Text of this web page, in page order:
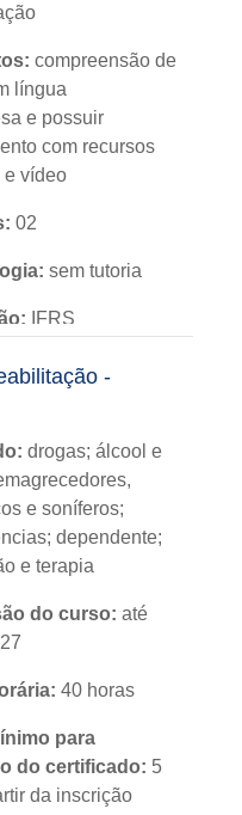
compreensão de
língua
e possuir
com recursos
e vídeo
02
sem tutoria
IFRS
-
drogas; álcool e
e soníferos;
dependente;
e terapia
do curso: até
40 horas
para
do certificado: 5
da inscrição